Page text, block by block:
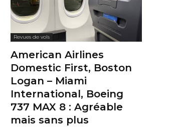
Revues de vols
American Airlines
Domestic First, Boston
Logan – Miami
International, Boeing
737 MAX 8 : Agréable
mais sans plus